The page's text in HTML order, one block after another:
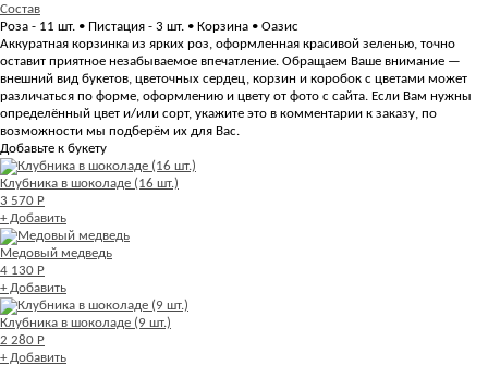
Состав
Роза - 11 шт. • Пистация - 3 шт. • Корзина • Оазис
Аккуратная корзинка из ярких роз, оформленная красивой зеленью, точно
оставит приятное незабываемое впечатление. Обращаем Ваше внимание —
внешний вид букетов, цветочных сердец, корзин и коробок с цветами может
различаться по форме, оформлению и цвету от фото с сайта. Если Вам нужны
определённый цвет и/или сорт, укажите это в комментарии к заказу, по
возможности мы подберём их для Вас.
Добавьте к букету
Клубника в шоколаде (16 шт.)
3 570 Р
+ Добавить
Медовый медведь
4 130 Р
+ Добавить
Клубника в шоколаде (9 шт.)
2 280 Р
+ Добавить